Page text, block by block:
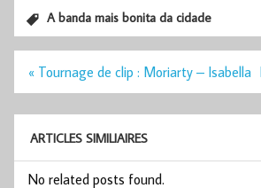
A banda mais bonita da cidade
Navigation
« Tournage de clip : Moriarty – Isabella
ARTICLES SIMILIAIRES
No related posts found.